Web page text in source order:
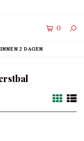
0
2 DAGEN